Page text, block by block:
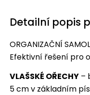
Detailní popis
ORGANIZAČNÍ
Efektivní řešení pro
VLAŠSKÉ OŘECHY –
5 cm v základním